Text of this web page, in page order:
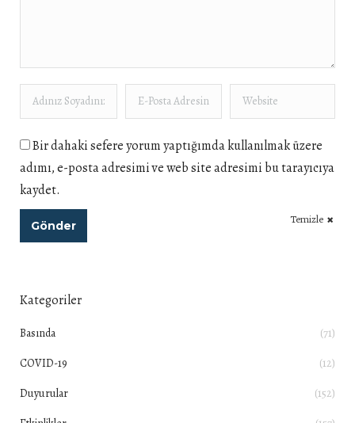
Adınız Soyadınız * E-Posta Adresiniz * Website
Bir dahaki sefere yorum yaptığımda kullanılmak üzere
adımı, e-posta adresimi ve web site adresimi bu tarayıcıya
kaydet.
Temizle
Gönder
Kategoriler
Basında
(71)
COVID-19
(12)
Duyurular
(152)